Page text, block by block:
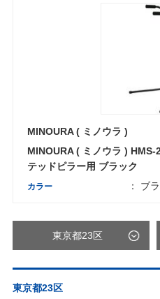
MINOURA ( ミノウラ )
MINOURA ( ミノウラ )
テッドピラー用 ブラック
カラー ： ブ
東京都23区
東京都23区